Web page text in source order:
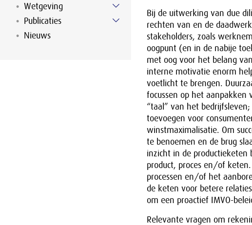
Wetgeving
Publicaties
Nieuws
Bij de uitwerking van due
rechten van en de
stakeholders, zoals
oogpunt (en in de nabije
met oog voor het belang
interne motivatie enorm
voetlicht te brengen.
focussen op het aanpakken
“taal” van het
toevoegen voor
winstmaximalisatie. Om
te benoemen en de brug
inzicht in de
product, proces en/of
processen en/of het
de keten voor betere
om een proactief IMVO-
Relevante vragen om